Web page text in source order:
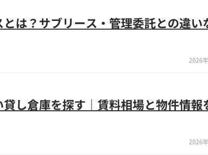
は？サブリース・管理委託との違い
2026
貸し倉庫を探す｜賃料相場と物件情報
2026